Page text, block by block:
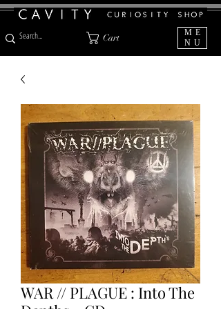
Cart
ME
NU
WAR // PLAGUE : Into The